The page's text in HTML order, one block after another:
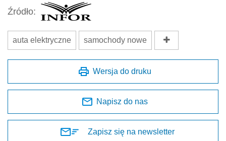
Źródło:
auta elektryczne samochody nowe
Wersja do druku
Napisz do nas
Zapisz się na newsletter